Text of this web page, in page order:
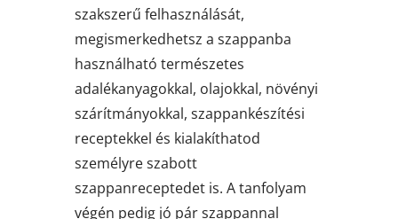
szakszerű felhasználását,
megismerkedhetsz a szappanba
használható természetes
adalékanyagokkal, olajokkal, növényi
szárítmányokkal, szappankészítési
receptekkel és kialakíthatod
személyre szabott
szappanreceptedet is. A tanfolyam
végén pedig jó pár szappannal